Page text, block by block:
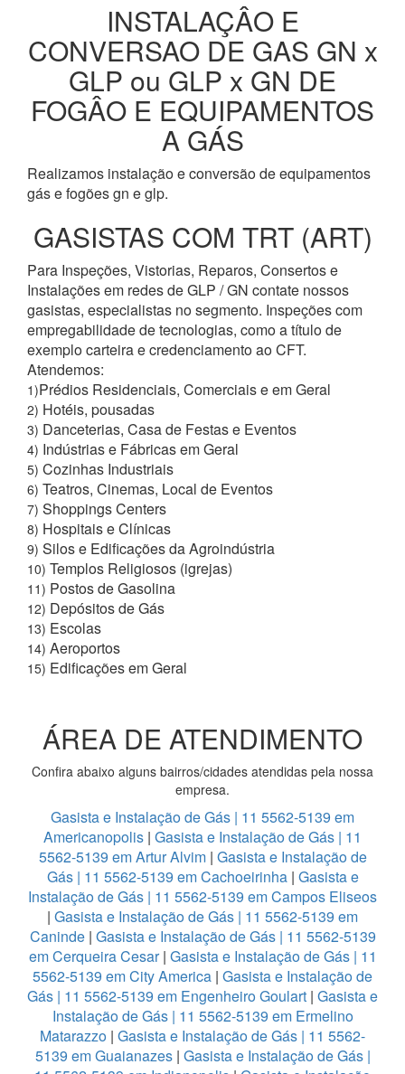
INSTALAÇÂO E
CONVERSAO DE GAS GN x
GLP ou GLP x GN DE
FOGÂO E EQUIPAMENTOS
A GÁS
Realizamos instalação e conversão de equipamentos
gás e fogões gn e glp.
GASISTAS COM TRT (ART)
Para Inspeções, Vistorias, Reparos, Consertos e
Instalações em redes de GLP / GN contate nossos
gasistas, especialistas no segmento. Inspeções com
empregabilidade de tecnologias, como a título de
exemplo carteira e credenciamento ao CFT.
Atendemos:
1)Prédios Residenciais, Comerciais e em Geral
2) Hotéis, pousadas
3) Danceterias, Casa de Festas e Eventos
4) Indústrias e Fábricas em Geral
5) Cozinhas Industriais
6) Teatros, Cinemas, Local de Eventos
7) Shoppings Centers
8) Hospitais e Clínicas
9) Silos e Edificações da Agroindústria
10) Templos Religiosos (igrejas)
11) Postos de Gasolina
12) Depósitos de Gás
13) Escolas
14) Aeroportos
15) Edificações em Geral
ÁREA DE ATENDIMENTO
Confira abaixo alguns bairros/cidades atendidas pela nossa
empresa.
Gasista e Instalação de Gás | 11 5562-5139 em
Americanopolis | Gasista e Instalação de Gás | 11
5562-5139 em Artur Alvim | Gasista e Instalação de
Gás | 11 5562-5139 em Cachoeirinha| Gasista e
Instalação de Gás | 11 5562-5139 em Campos Eliseos
| Gasista e Instalação de Gás | 11 5562-5139 em
Caninde| Gasista e Instalação de Gás | 11 5562-5139
em Cerqueira Cesar| Gasista e Instalação de Gás | 11
5562-5139 em City America | Gasista e Instalação de
Gás | 11 5562-5139 em Engenheiro Goulart | Gasista e
Instalação de Gás | 11 5562-5139 em Ermelino
Matarazzo | Gasista e Instalação de Gás | 11 5562-
5139 em Guaianazes| Gasista e Instalação de Gás |